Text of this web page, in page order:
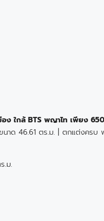
อง ใกล้ BTS พญาไท เพียง
าด 46.61 ตร.ม. | ตกแต่งครบ
.ม.